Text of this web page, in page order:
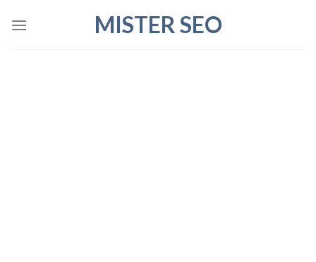
MISTER SEO